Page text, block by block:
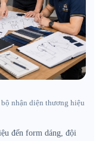
nhận diện thương hiệu
đến form dáng, đội